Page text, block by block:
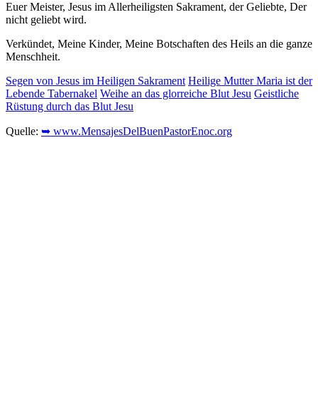
Euer Meister, Jesus im Allerheiligsten Sakrament, der Geliebte, Der
nicht geliebt wird.
Verkündet, Meine Kinder, Meine Botschaften des Heils an die ganze
Menschheit.
Segen von Jesus im Heiligen Sakrament Heilige Mutter Maria ist der
Lebende Tabernakel Weihe an das glorreiche Blut Jesu Geistliche
Rüstung durch das Blut Jesu
Quelle: ➥ www.MensajesDelBuenPastorEnoc.org